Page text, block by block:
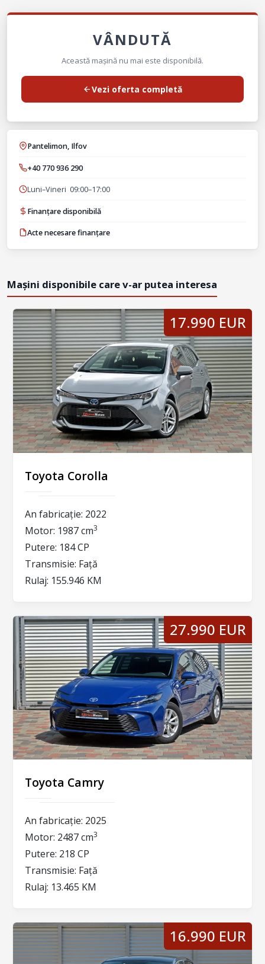
VÂNDUTĂ
Această mașină nu mai este disponibilă.
Vezi oferta completă
Pantelimon, Ilfov
+40 770 936 290
Luni–Vineri 09:00–17:00
Finanțare disponibilă
Acte necesare finanțare
Mașini disponibile care v-ar putea interesa
17.990 EUR
Toyota Corolla
An fabricație: 2022
Motor: 1987 cm3
Putere: 184 CP
Transmisie: Față
Rulaj: 155.946 KM
27.990 EUR
Toyota Camry
An fabricație: 2025
Motor: 2487 cm3
Putere: 218 CP
Transmisie: Față
Rulaj: 13.465 KM
16.990 EUR